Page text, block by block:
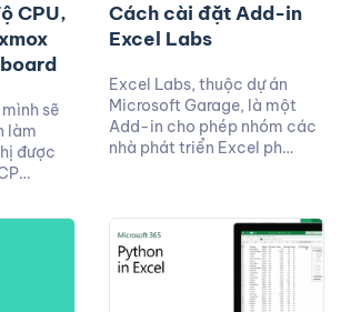
CPU,
sẽ
làm
được
Cách cài đặt Add-in
Excel Labs
Excel Labs, thuộc dự án
Microsoft Garage, là một
Add-in cho phép nhóm các
nhà phát triển Excel ph…